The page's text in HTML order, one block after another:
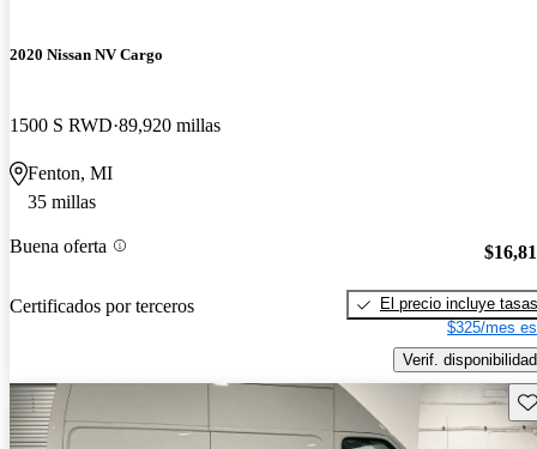
2020 Nissan NV Cargo
1500 S RWD 89,920 millas
Fenton, MI
35 millas
Buena oferta
Certificados por terceros
El precio incluye tasas
$325/mes
Verif. disponibilidad